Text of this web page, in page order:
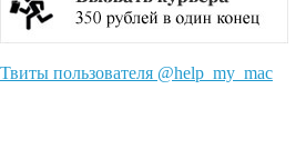
Твиты пользователя @help_my_mac